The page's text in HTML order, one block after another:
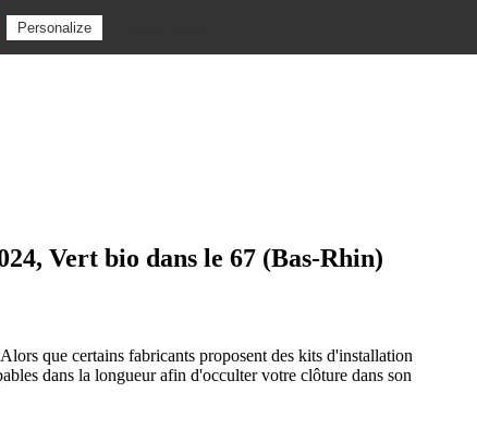
Vert bio dans le 67 (Bas-Rhin)
que certains fabricants proposent des kits d'installation
dans la longueur afin d'occulter votre clôture dans son
Personalize